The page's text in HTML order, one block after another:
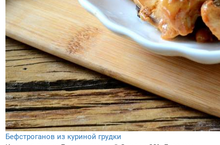
Бефстроганов из куриной грудки